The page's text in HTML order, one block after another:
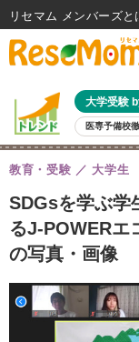
大学受験
医専予備校
親子で考える大学選び
共通テスト 夏休み
8月開催イベント・WS
自由研究教材（小学生向け）
SDGsを学ぶ
るJ-POWERエ
の写真・画像
教育・受験 大学生
リセマム メンバーズ